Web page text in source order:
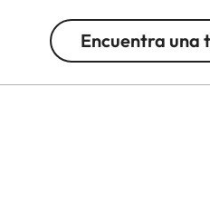
Encuentra una